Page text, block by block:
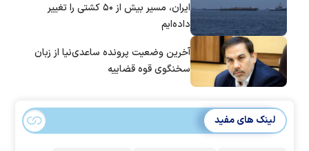
ایران، مسیر بیش از ۵۰ کشتی را تغییر
داده‌ایم
آخرین وضعیت پرونده ساعدی‌نیا از زبان
سخنگوی قوه قضاییه
لینک های مفید